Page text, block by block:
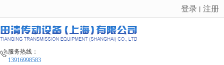
很遗憾，因您的浏览器版本过低导致无法获得最佳浏览体验，推荐下载安装谷歌浏览器！
登录 丨 注册
服务热线：
13916998583